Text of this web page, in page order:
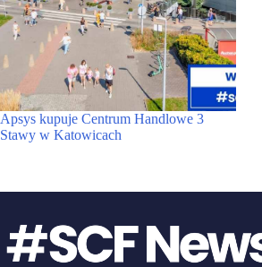
Apsys kupuje Centrum Handlowe 3
Stawy w Katowicach